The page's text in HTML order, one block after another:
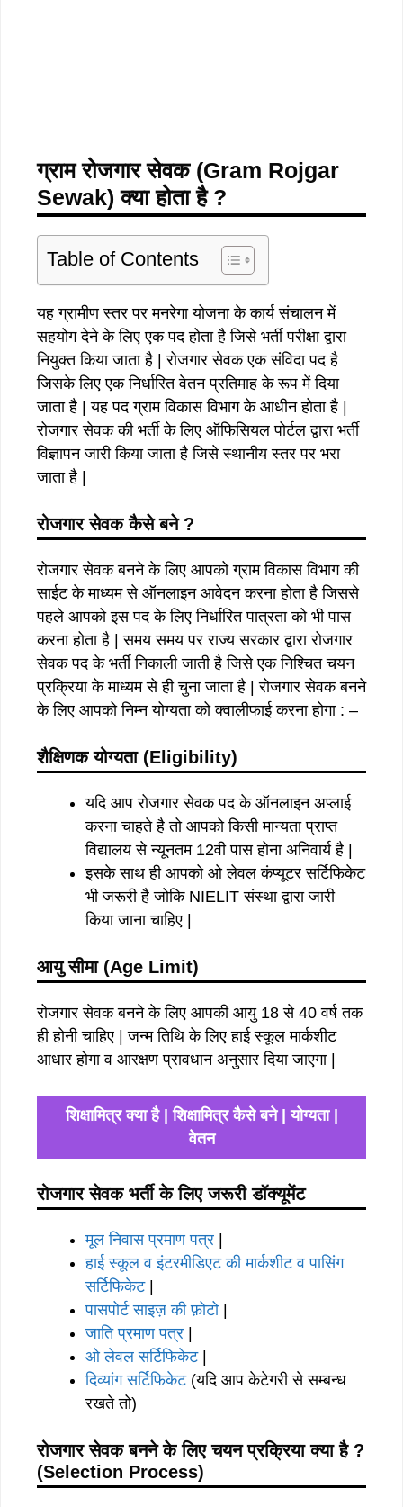
ग्राम रोजगार सेवक (Gram Rojgar
Sewak) क्या होता है ?
Table of Contents
यह ग्रामीण स्तर पर मनरेगा योजना के कार्य संचालन में
सहयोग देने के लिए एक पद होता है जिसे भर्ती परीक्षा द्वारा
नियुक्त किया जाता है | रोजगार सेवक एक संविदा पद है
जिसके लिए एक निर्धारित वेतन प्रतिमाह के रूप में दिया
जाता है | यह पद ग्राम विकास विभाग के आधीन होता है |
रोजगार सेवक की भर्ती के लिए ऑफिसियल पोर्टल द्वारा भर्ती
विज्ञापन जारी किया जाता है जिसे स्थानीय स्तर पर भरा
जाता है |
रोजगार सेवक कैसे बने ?
रोजगार सेवक बनने के लिए आपको ग्राम विकास विभाग की
साईट के माध्यम से ऑनलाइन आवेदन करना होता है जिससे
पहले आपको इस पद के लिए निर्धारित पात्रता को भी पास
करना होता है | समय समय पर राज्य सरकार द्वारा रोजगार
सेवक पद के भर्ती निकाली जाती है जिसे एक निश्चित चयन
प्रक्रिया के माध्यम से ही चुना जाता है | रोजगार सेवक बनने
के लिए आपको निम्न योग्यता को क्वालीफाई करना होगा : –
शैक्षिणक योग्यता (Eligibility)
यदि आप रोजगार सेवक पद के ऑनलाइन अप्लाई
करना चाहते है तो आपको किसी मान्यता प्राप्त
विद्यालय से न्यूनतम 12वी पास होना अनिवार्य है |
इसके साथ ही आपको ओ लेवल कंप्यूटर सर्टिफिकेट
भी जरूरी है जोकि NIELIT संस्था द्वारा जारी
किया जाना चाहिए |
आयु सीमा (Age Limit)
रोजगार सेवक बनने के लिए आपकी आयु 18 से 40 वर्ष तक
ही होनी चाहिए | जन्म तिथि के लिए हाई स्कूल मार्कशीट
आधार होगा व आरक्षण प्रावधान अनुसार दिया जाएगा |
शिक्षामित्र क्या है | शिक्षामित्र कैसे बने | योग्यता |
वेतन
रोजगार सेवक भर्ती के लिए जरूरी डॉक्यूमेंट
मूल निवास प्रमाण पत्र |
हाई स्कूल व इंटरमीडिएट की मार्कशीट व पासिंग
सर्टिफिकेट|
पासपोर्ट साइज़ की फ़ोटो|
जाति प्रमाण पत्र |
ओ लेवल सर्टिफिकेट|
दिव्यांग सर्टिफिकेट(यदि आप केटेगरी से सम्बन्ध
रखते तो)
रोजगार सेवक बनने के लिए चयन प्रक्रिया क्या है ?
(Selection Process)